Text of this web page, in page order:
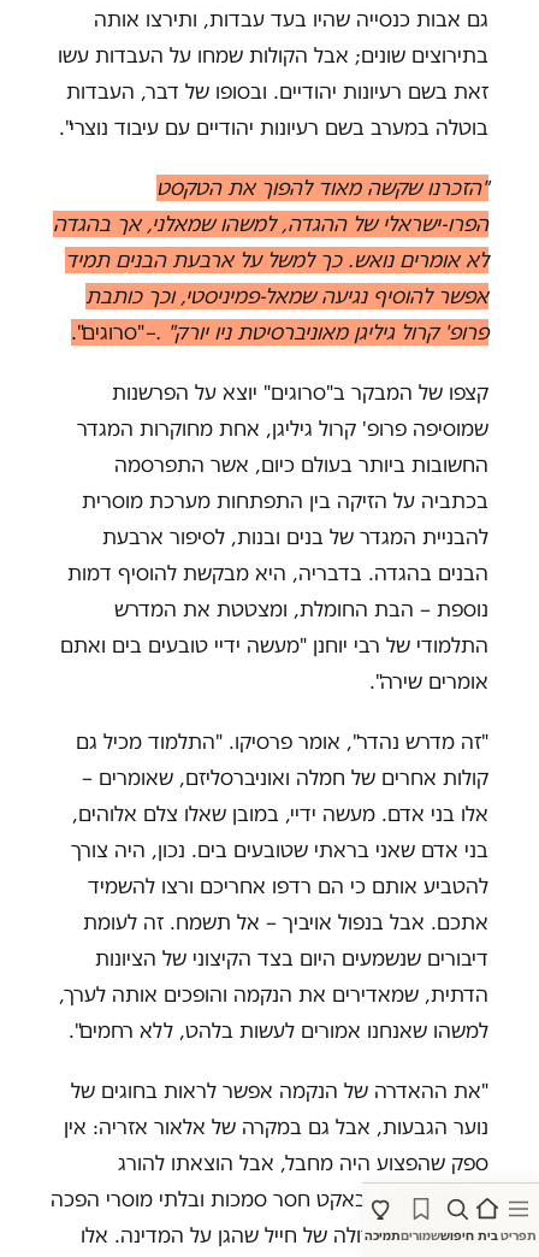
תפריטבית חיפוששמוריםתמיכה
גם אבות כנסייה שהיו בעד עבדות, ותירצו אותה
בתירוצים שונים; אבל הקולות שמחו על העבדות עשו
זאת בשם רעיונות יהודיים. ובסופו של דבר, העבדות
בוטלה במערב בשם רעיונות יהודיים עם עיבוד נוצרי".
"הזכרנו שקשה מאוד להפוך את הטקסט
הפרו-ישראלי של ההגדה, למשהו שמאלני, אך בהגדה
לא אומרים נואש. כך למשל על ארבעת הבנים תמיד
אפשר להוסיף נגיעה שמאל-פמיניסטי, וכך כותבת
פרופ' קרול גיליגן מאוניברסיטת ניו יורק" .
–"סרוגים".
קצפו של המבקר ב"סרוגים" יוצא על הפרשנות
שמוסיפה פרופ' קרול גיליגן, אחת מחוקרות המגדר
החשובות ביותר בעולם כיום, אשר התפרסמה
בכתביה על הזיקה בין התפתחות מערכת מוסרית
להבניית המגדר של בנים ובנות, לסיפור ארבעת
הבנים בהגדה. בדבריה, היא מבקשת להוסיף דמות
נוספת – הבת החומלת, ומצטטת את המדרש
התלמודי של רבי יוחנן "מעשה ידיי טובעים בים ואתם
אומרים שירה".
"זה מדרש נהדר", אומר פרסיקו. "התלמוד מכיל גם
קולות אחרים של חמלה ואוניברסליזם, שאומרים –
אלו בני אדם. מעשה ידיי, במובן שאלו צלם אלוהים,
בני אדם שאני בראתי שטובעים בים. נכון, היה צורך
להטביע אותם כי הם רדפו אחריכם ורצו להשמיד
אתכם. אבל בנפול אויביך – אל תשמח. זה לעומת
דיבורים שנשמעים היום בצד הקיצוני של הציונות
הדתית, שמאדירים את הנקמה והופכים אותה לערך,
למשהו שאנחנו אמורים לעשות בלהט, ללא רחמים".
"את ההאדרה של הנקמה אפשר לראות בחוגים של
נוער הגבעות, אבל גם במקרה של אלאור אזריה: אין
ספק שהפצוע היה מחבל, אבל הוצאתו להורג
במשפט שדה, באקט חסר סמכות ובלתי מוסרי הפכה
להיות גבורה גדולה של חייל שהגן על המדינה. אלו